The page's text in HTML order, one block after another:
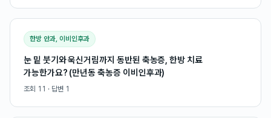
한방 안과, 이비인후과
눈 밑 붓기와 욱신거림까지 동반된 축농증, 한방 치료
가능한가요? (만년동 축농증 이비인후과)
조회 11 · 답변 1